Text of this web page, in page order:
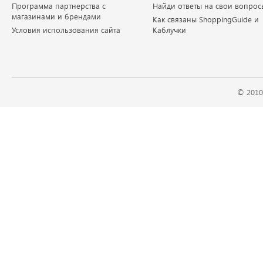
Программа партнерства с
магазинами и брендами
Условия использования сайта
Найди ответы на свои
Как связаны ShoppingGuide и
Каблучки
©